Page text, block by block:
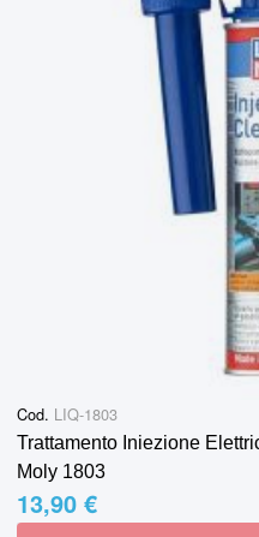
Cod. LIQ-1803
Trattamento Iniezione
Moly 1803
13,90 €